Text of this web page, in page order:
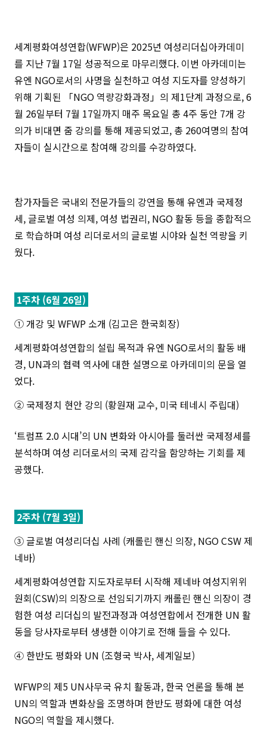
세계평화여성연합(WFWP)은 2025년 여성리더십아카데미
를 지난 7월 17일 성공적으로 마무리했다. 이번 아카데미는
유엔 NGO로서의 사명을 실천하고 여성 지도자를 양성하기
위해 기획된 「NGO 역량강화과정」의 제1단계 과정으로, 6
월 26일부터 7월 17일까지 매주 목요일 총 4주 동안 7개 강
의가 비대면 줌 강의를 통해 제공되었고, 총 260여명의 참여
자들이 실시간으로 참여해 강의를 수강하였다.
참가자들은 국내외 전문가들의 강연을 통해 유엔과 국제정
세, 글로벌 여성 의제, 여성 법권리, NGO 활동 등을 종합적으
로 학습하며 여성 리더로서의 글로벌 시야와 실천 역량을 키
웠다.
1주차 (6월 26일)
① 개강 및 WFWP 소개 (김고은 한국회장)
세계평화여성연합의 설립 목적과 유엔 NGO로서의 활동 배
경, UN과의 협력 역사에 대한 설명으로 아카데미의 문을 열
었다.
② 국제정치 현안 강의 (황원재 교수, 미국 테네시 주립대)
‘트럼프 2.0 시대’의 UN 변화와 아시아를 둘러싼 국제정세를
분석하며 여성 리더로서의 국제 감각을 함양하는 기회를 제
공했다.
2주차 (7월 3일)
③ 글로벌 여성리더십 사례 (캐롤린 핸신 의장, NGO CSW 제
네바)
세계평화여성연합 지도자로부터 시작해 제네바 여성지위위
원회(CSW)의 의장으로 선임되기까지 캐롤린 핸신 의장이 경
험한 여성 리더십의 발전과정과 여성연합에서 전개한 UN 활
동을 당사자로부터 생생한 이야기로 전해 들을 수 있다.
④ 한반도 평화와 UN (조형국 박사, 세계일보)
WFWP의 제5 UN사무국 유치 활동과, 한국 언론을 통해 본
UN의 역할과 변화상을 조명하며 한반도 평화에 대한 여성
NGO의 역할을 제시했다.